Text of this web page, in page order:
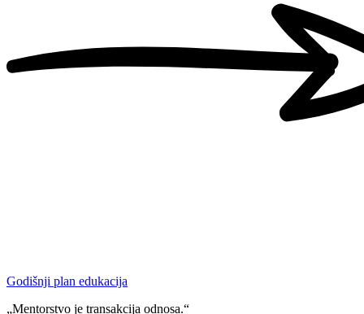
Godišnji plan edukacija
„Mentorstvo je transakcija odnosa.“